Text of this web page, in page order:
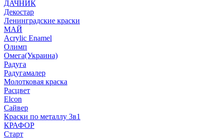
ДАЧНИК
Декостар
Ленинградские краски
МАЙ
Acrylic Enamel
Олимп
Омега(Украина)
Радуга
Радугамалер
Молотковая краска
Расцвет
Elcon
Сайвер
Краски по металлу 3в1
КРАФОР
Старт